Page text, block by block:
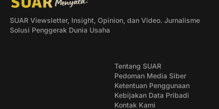
SUAR Viewsletter, Insight, Opinion, dan Video. Jurnalisme
Solusi Penggerak Dunia Usaha
Tentang SUAR
Pedoman Media Siber
Ketentuan Penggunaan
Kebijakan Data Pribadi
Kontak Kami